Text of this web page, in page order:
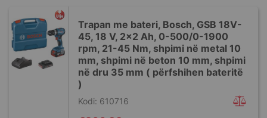
Trapan me bateri, Bosch, GSB 18V-
45, 18 V, 2x2 Ah, 0-500/​0-1900
rpm, 21-45 Nm, shpimi në metal 10
mm, shpimi në beton 10 mm, shpimi
në dru 35 mm ( përfshihen bateritë
)
Kodi: 610716